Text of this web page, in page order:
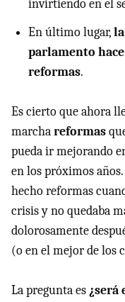
invirtiendo en el
En último lugar,
parlamento
reformas.
Es cierto que ahora
marchareformas
pueda ir mejorando
en los próximos
hecho reformas
crisis y no quedaba
dolorosamente
(o en el mejor de los
La pregunta es¿será